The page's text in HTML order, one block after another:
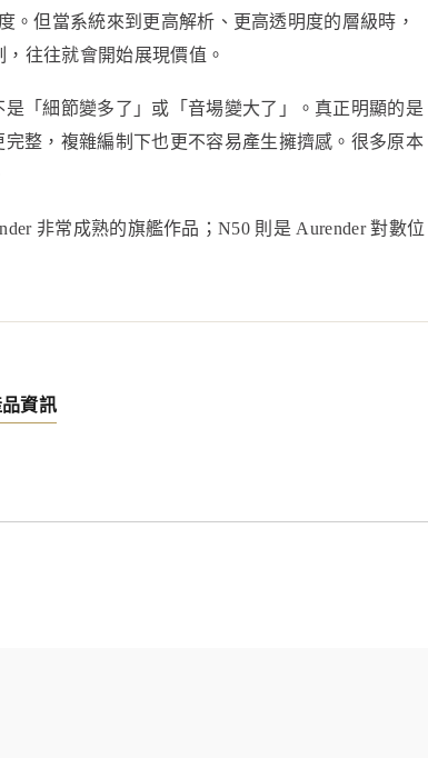
。但當系統來到更高解析、更高透明度的層級時，
往往就會開始展現價值。
「細節變多了」或「音場變大了」。真正明顯的是
整，複雜編制下也更不容易產生擁擠感。很多原本
非常成熟的旗艦作品；N50 則是 Aurender 對數位
資訊